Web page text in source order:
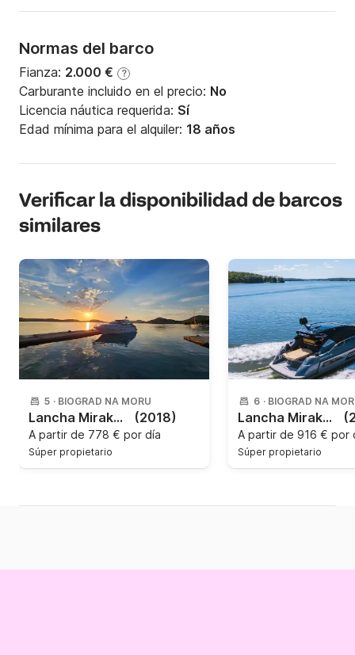
Normas del barco
Fianza: 2.000 € ?
Carburante incluido en el precio: No
Licencia náutica requerida: Sí
Edad mínima para el alquiler: 18 años
Verificar la disponibilidad de barcos
similares
5 · BIOGRAD NA MORU
Lancha Mirakul 40 Hardtop 520CV (2018)
A partir de 778 € por día
Súper propietario
6 · BIOGRAD NA
Lancha Mirakul 40 Hardtop 540CV
A partir de 916 € por
Súper propietario